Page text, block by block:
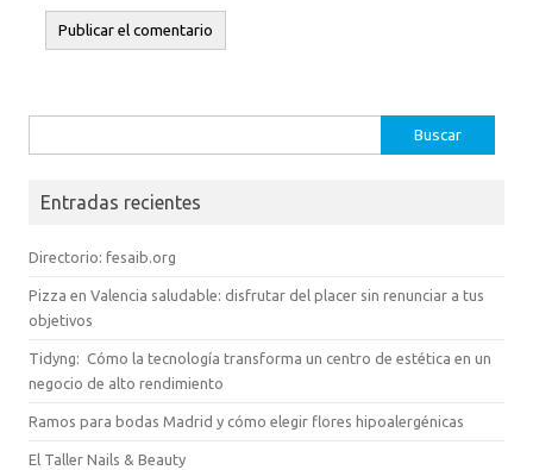
Entradas recientes
Directorio: fesaib.org
Pizza en Valencia saludable: disfrutar del placer sin renunciar a tus
objetivos
Tidyng: Cómo la tecnología transforma un centro de estética en un
negocio de alto rendimiento
Ramos para bodas Madrid y cómo elegir flores hipoalergénicas
El Taller Nails & Beauty